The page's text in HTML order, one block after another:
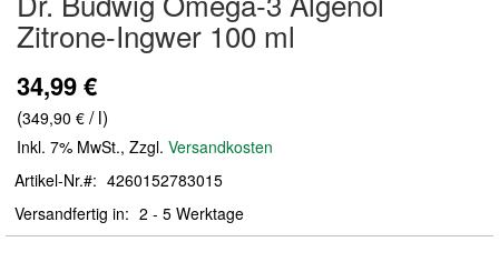
der
Bildergalerie
Zitrone-Ingwer 100 ml
34,99 €
(349,90 € / l)
Inkl. 7% MwSt., Zzgl. Versandkosten
Artikel-Nr.
4260152783015
Versandfertig in
2 - 5 Werktage